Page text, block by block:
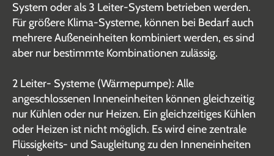
System oder als 3 Leiter-System betrieben werden.
Für größere Klima-Systeme, können bei Bedarf auch
mehrere Außeneinheiten kombiniert werden, es sind
aber nur bestimmte Kombinationen zulässig.
2 Leiter- Systeme (Wärmepumpe): Alle
angeschlossenen Inneneinheiten können gleichzeitig
nur Kühlen oder nur Heizen. Ein gleichzeitiges Kühlen
oder Heizen ist nicht möglich. Es wird eine zentrale
Flüssigkeits- und Saugleitung zu den Inneneinheiten